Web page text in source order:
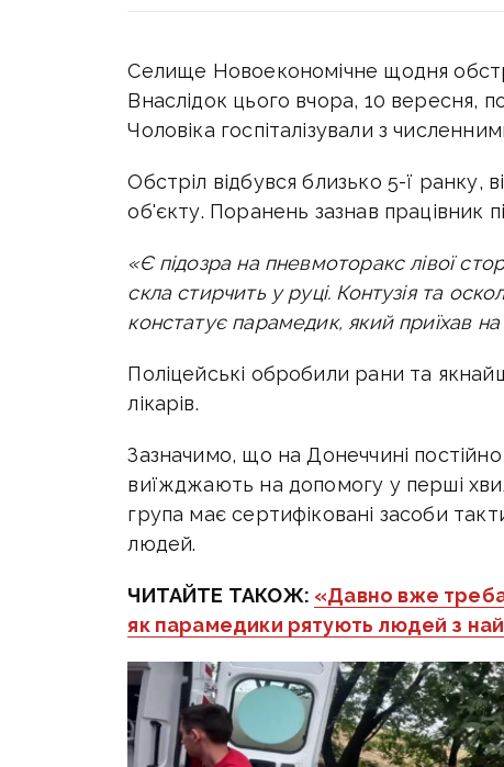
Селище Новоекономічне щодня
Внаслідок цього вчора, 10 вересня,
Чоловіка госпіталізували з
Обстріл відбувся близько 5-ї
об'єкту. Поранень зазнав працівник
«Є підозра на пневмоторакс лівої
скла стирчить у руці. Контузія та
констатує парамедик, який приїхав
Поліцейські обробили рани та
лікарів.
Зазначимо, що на Донеччині
виїжджають на допомогу у перші
група має сертифіковані засоби
людей.
ЧИТАЙТЕ ТАКОЖ: «Давно вже
як парамедики рятують людей з